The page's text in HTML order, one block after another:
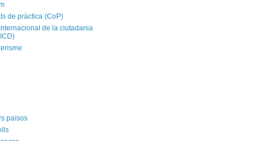
de pràctica (CoP)
de la ciutadania
països